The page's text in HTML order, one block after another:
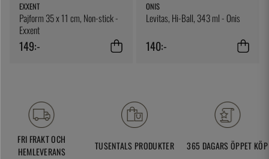
EXXENT
Pajform 35 x 11 cm, Non-stick -
Exxent
149:-
ONIS
Levitas, Hi-Ball, 343 ml - Onis
140:-
FRI FRAKT OCH
HEMLEVERANS
TUSENTALS PRODUKTER 365 DAGARS ÖPPET KÖP